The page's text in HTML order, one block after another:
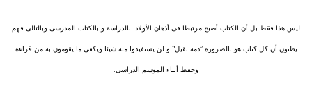
ليس هذا فقط بل أن الكتاب أصبح مرتبطا فى أذهان الأولاد بالدراسة و بالكتاب المدرسى وبالتالى فهم
يظنون أن كل كتاب هو بالضرورة “دمه ثقيل” و لن يستفيدوا منه شيئا ويكفى ما يقومون به من قراءة
وحفظ أثناء الموسم الدراسى.